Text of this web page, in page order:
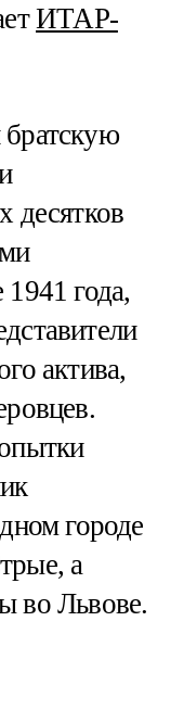
ИТАР-
десятков
года,
актива,
городе
а
во Львове.